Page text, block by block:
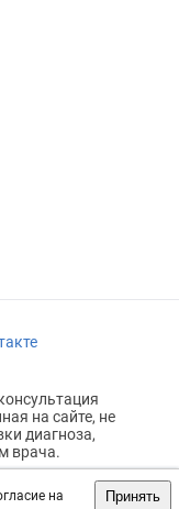
на
Принять
на сайте, не
диагноза,
врача.